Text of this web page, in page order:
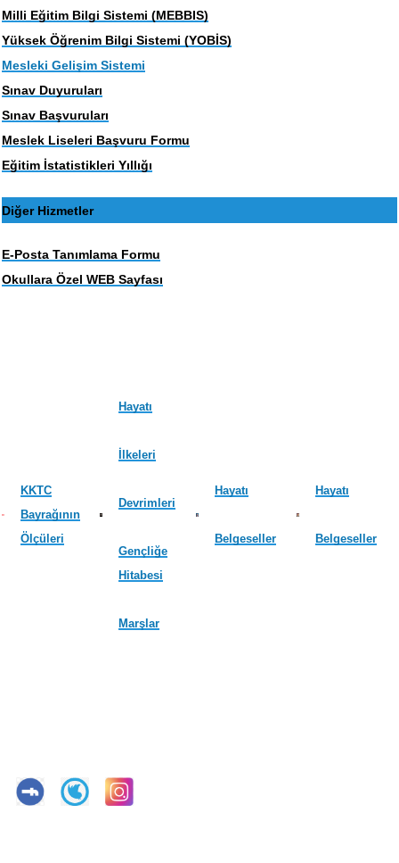
Milli Eğitim Bilgi Sistemi (MEBBIS)
Yüksek Öğrenim Bilgi Sistemi (YOBİS)
Mesleki Gelişim Sistemi
Sınav Duyuruları
Sınav Başvuruları
Meslek Liseleri Başvuru Formu
Eğitim İstatistikleri Yıllığı
Diğer Hizmetler
E-Posta Tanımlama Formu
Okullara Özel WEB Sayfası
KKTC
Bayrağının
Ölçüleri
Hayatı
İlkeleri
Devrimleri
Gençliğe
Hitabesi
Marşlar
Hayatı
Belgeseller
Hayatı
Belgeseller